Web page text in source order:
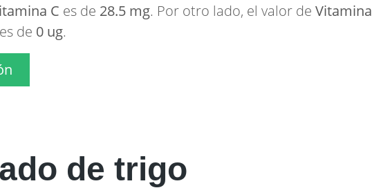
C es de 28.5 mg. Por otro lado, el valor deVitamina
de 0 ug.
de trigo